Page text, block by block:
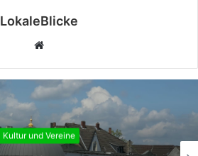
LokaleBlicke
Webseite
Kultur und Vereine